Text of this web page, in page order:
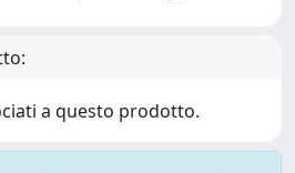
a questo prodotto.